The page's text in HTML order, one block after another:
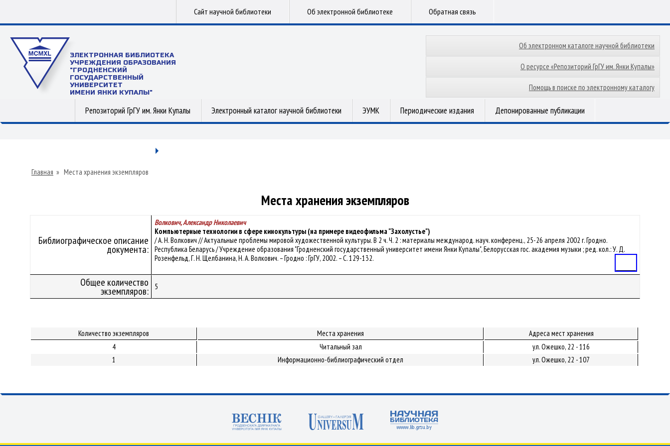
Сайт научной библиотеки Об электронной библиотеке Обратная связь
ЭЛЕКТРОННАЯ БИБЛИОТЕКА
УЧРЕЖДЕНИЯ ОБРАЗОВАНИЯ
"ГРОДНЕНСКИЙ
ГОСУДАРСТВЕННЫЙ
УНИВЕРСИТЕТ
ИМЕНИ ЯНКИ КУПАЛЫ"
Об электронном каталоге научной библиотеки
О ресурсе «Репозиторий ГрГУ им. Янки Купалы»
Помощь в поиске по электронному каталогу
Репозиторий ГрГУ им. Янки Купалы Электронный каталог научной библиотеки ЭУМК Периодические издания Депонированные публикации
Главная » Места хранения экземпляров
Места хранения экземпляров
Библиографическое описание
документа:
Волкович, Александр Николаевич
Компьютерные технологии в сфере кинокультуры (на примере видеофильма "Захолустье")
/ А. Н. Волкович // Актуальные проблемы мировой художественной культуры. В 2 ч. Ч. 2 : материалы международ. науч. конференц., 25-26 апреля 2002 г. Гродно.
Республика Беларусь / Учреждение образования "Гродненский государственный университет имени Янки Купалы", Белорусская гос. академия музыки ; ред. кол.: У. Д.
Розенфельд, Г. Н. Щелбанина, Н. А. Волкович. – Гродно : ГрГУ, 2002. – С. 129-132.
Общее количество
экземпляров: 5
Количество экземпляров Места хранения
Адреса мест хранения
4
Читальный зал
ул. Ожешко, 22 - 116
1
Информационно-библиографический отдел ул. Ожешко, 22 - 107